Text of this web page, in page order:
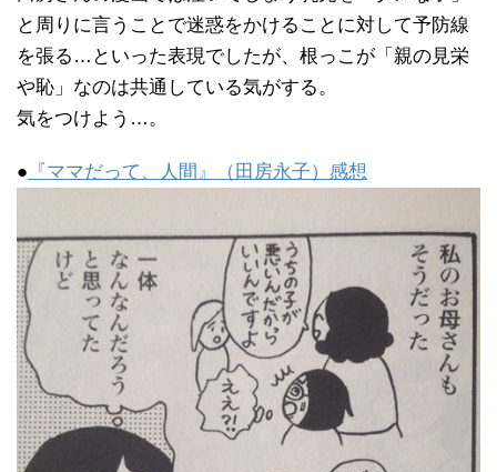
と周りに言うことで迷惑をかけることに対して予防線
を張る…といった表現でしたが、根っこが「親の見栄
や恥」なのは共通している気がする。
気をつけよう…。
● 『ママだって、人間』（田房永子）感想